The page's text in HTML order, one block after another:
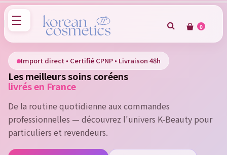
0
Import direct • Certifié CPNP • Livraison 48h
Les meilleurs soins coréens
livrés en France
De la routine quotidienne aux commandes
professionnelles — découvrez l'univers K-Beauty pour
particuliers et revendeurs.
Sign in
You need to be logged in to save products in your wish
list.
Cancel